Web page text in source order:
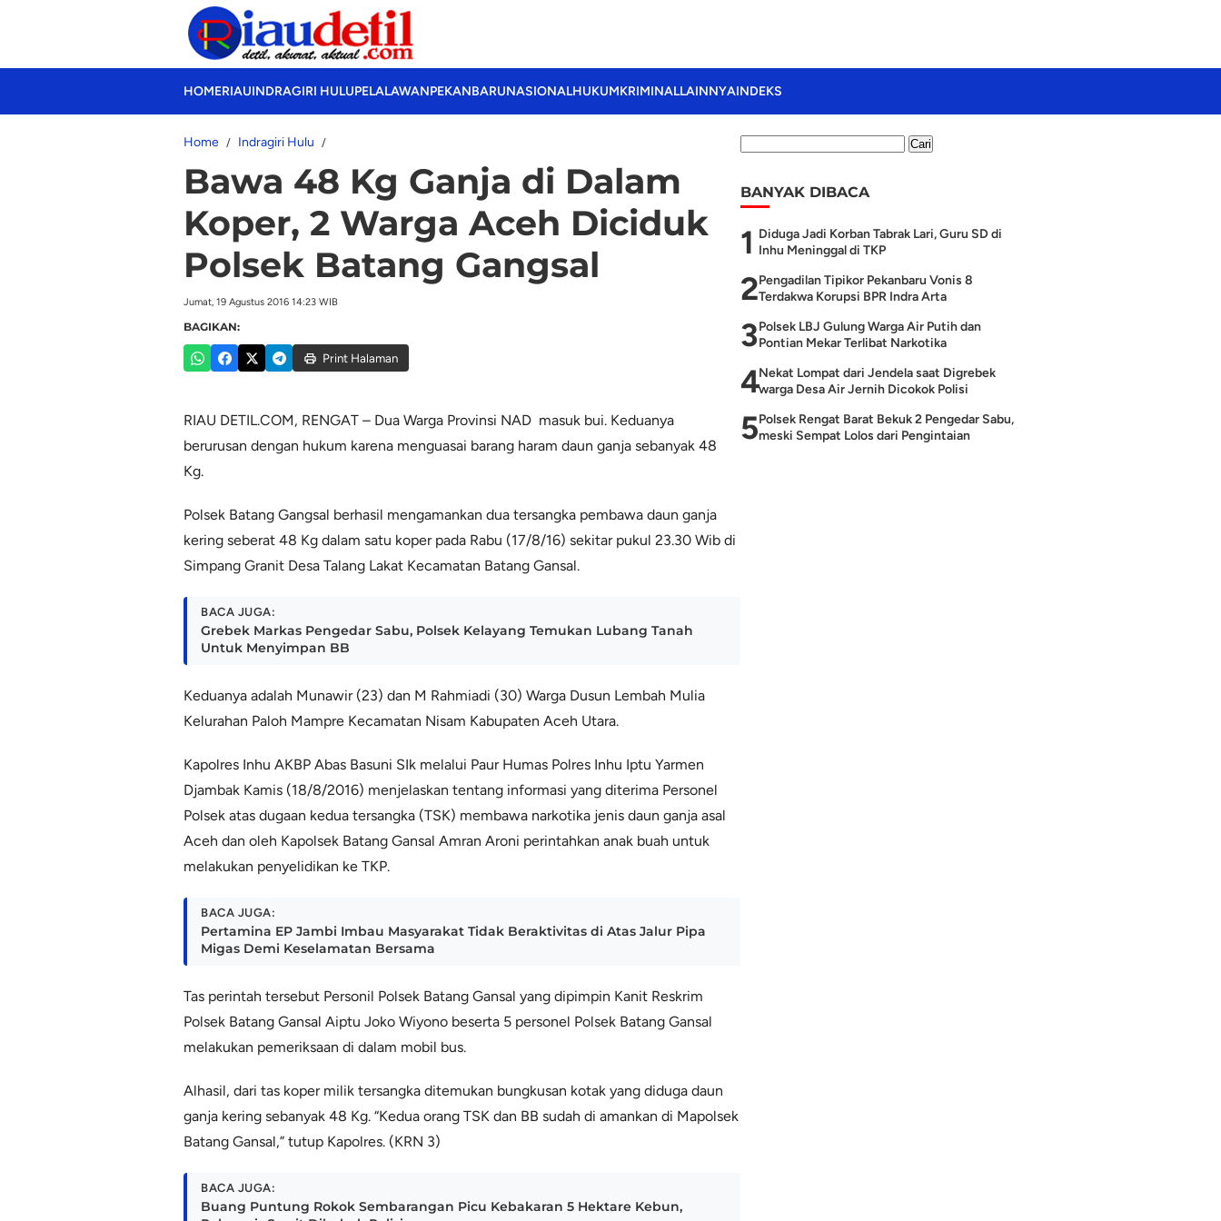
HOMERIAUINDRAGIRI HULUPELALAWANPEKANBARUNASIONALHUKUMKRIMINALLAINNYAINDEKS
Home Indragiri Hulu
Bawa 48 Kg Ganja di Dalam
Koper, 2 Warga Aceh Diciduk
Polsek Batang Gangsal
Jumat, 19 Agustus 2016 14:23 WIB
BAGIKAN:
Print Halaman
RIAU DETIL.COM, RENGAT – Dua Warga Provinsi NAD masuk bui. Keduanya
berurusan dengan hukum karena menguasai barang haram daun ganja sebanyak 48
Kg.
Polsek Batang Gangsal berhasil mengamankan dua tersangka pembawa daun ganja
kering seberat 48 Kg dalam satu koper pada Rabu (17/8/16) sekitar pukul 23.30 Wib di
Simpang Granit Desa Talang Lakat Kecamatan Batang Gansal.
BACA JUGA:
Grebek Markas Pengedar Sabu, Polsek Kelayang Temukan Lubang Tanah
Untuk Menyimpan BB
Keduanya adalah Munawir (23) dan M Rahmiadi (30) Warga Dusun Lembah Mulia
Kelurahan Paloh Mampre Kecamatan Nisam Kabupaten Aceh Utara.
Kapolres Inhu AKBP Abas Basuni SIk melalui Paur Humas Polres Inhu Iptu Yarmen
Djambak Kamis (18/8/2016) menjelaskan tentang informasi yang diterima Personel
Polsek atas dugaan kedua tersangka (TSK) membawa narkotika jenis daun ganja asal
Aceh dan oleh Kapolsek Batang Gansal Amran Aroni perintahkan anak buah untuk
melakukan penyelidikan ke TKP.
BACA JUGA:
Pertamina EP Jambi Imbau Masyarakat Tidak Beraktivitas di Atas Jalur Pipa
Migas Demi Keselamatan Bersama
Tas perintah tersebut Personil Polsek Batang Gansal yang dipimpin Kanit Reskrim
Polsek Batang Gansal Aiptu Joko Wiyono beserta 5 personel Polsek Batang Gansal
melakukan pemeriksaan di dalam mobil bus.
Alhasil, dari tas koper milik tersangka ditemukan bungkusan kotak yang diduga daun
ganja kering sebanyak 48 Kg. “Kedua orang TSK dan BB sudah di amankan di Mapolsek
Batang Gansal,” tutup Kapolres. (KRN 3)
BACA JUGA:
Buang Puntung Rokok Sembarangan Picu Kebakaran 5 Hektare Kebun,
BANYAK DIBACA
1 Diduga Jadi Korban Tabrak Lari, Guru SD di
Inhu Meninggal di TKP
2Pengadilan Tipikor Pekanbaru Vonis 8
Terdakwa Korupsi BPR Indra Arta
3Polsek LBJ Gulung Warga Air Putih dan
Pontian Mekar Terlibat Narkotika
4Nekat Lompat dari Jendela saat Digrebek
warga Desa Air Jernih Dicokok Polisi
5Polsek Rengat Barat Bekuk 2 Pengedar Sabu,
meski Sempat Lolos dari Pengintaian